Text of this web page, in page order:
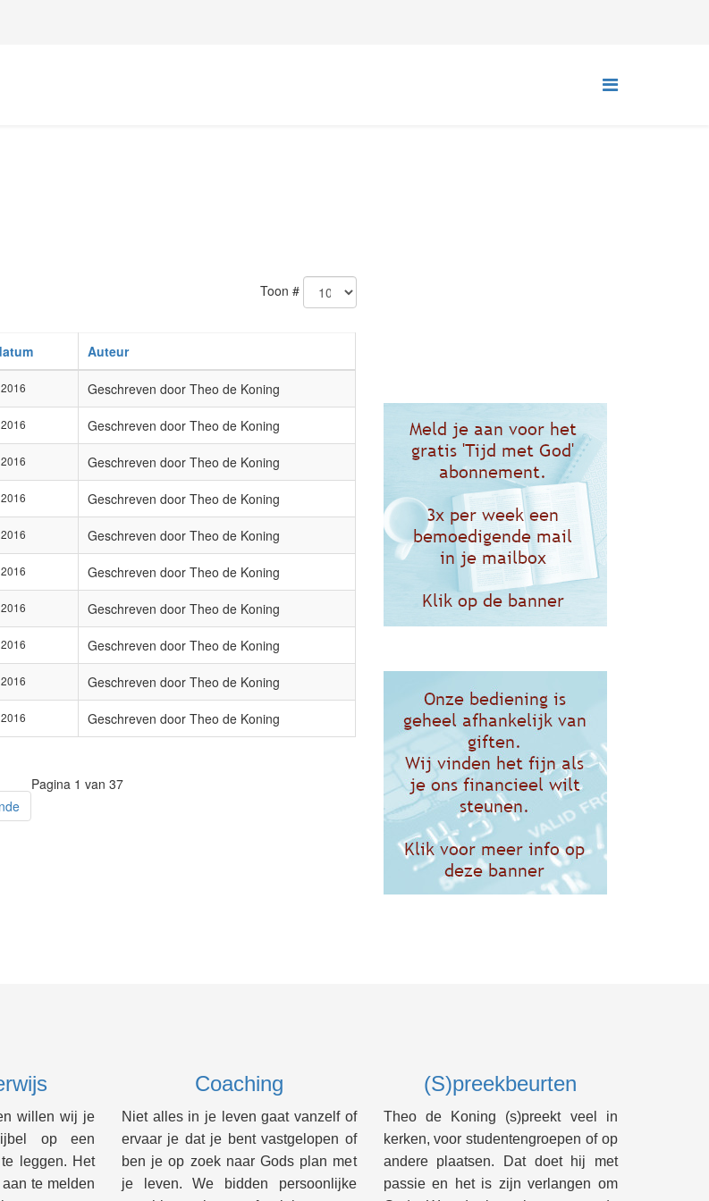
Toon #
Auteur
Geschreven door Theo de Koning
Geschreven door Theo de Koning
Geschreven door Theo de Koning
Geschreven door Theo de Koning
Geschreven door Theo de Koning
Geschreven door Theo de Koning
Geschreven door Theo de Koning
Geschreven door Theo de Koning
Geschreven door Theo de Koning
Geschreven door Theo de Koning
Pagina 1 van 37
willen wij je
op een
leggen. Het
te melden
Coaching
Niet alles in je leven gaat vanzelf of
ervaar je dat je bent vastgelopen of
ben je op zoek naar Gods plan met
je leven. We bidden persoonlijke
(S)preekbeurten
Theo de Koning (s)preekt veel in
kerken, voor studentengroepen of op
andere plaatsen. Dat doet hij met
passie en het is zijn verlangen om